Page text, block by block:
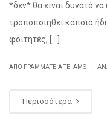
*δεν* θα είναι δυνατό
τροποποιηθεί κάποια
φοιτητές, […]
ΑΠΌ ΓΡΑΜΜΑΤΕΊΑ ΤΕΙ ΑΜΘ
Περισσότερα